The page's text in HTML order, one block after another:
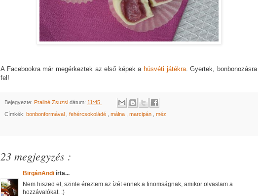
A Facebookra már megérkeztek az első képek a húsvéti játékra. Gyertek, bonbonozásra
fel!
Bejegyezte: Praliné Zsuzsi dátum: 11:45
Címkék: bonbonformával fehércsokoládé málna marcipán méz
23 megjegyzés :
BirgánAndi írta...
Nem hiszed el, szinte éreztem az ízét ennek a finomságnak, amikor olvastam a
hozzávalókat. :)